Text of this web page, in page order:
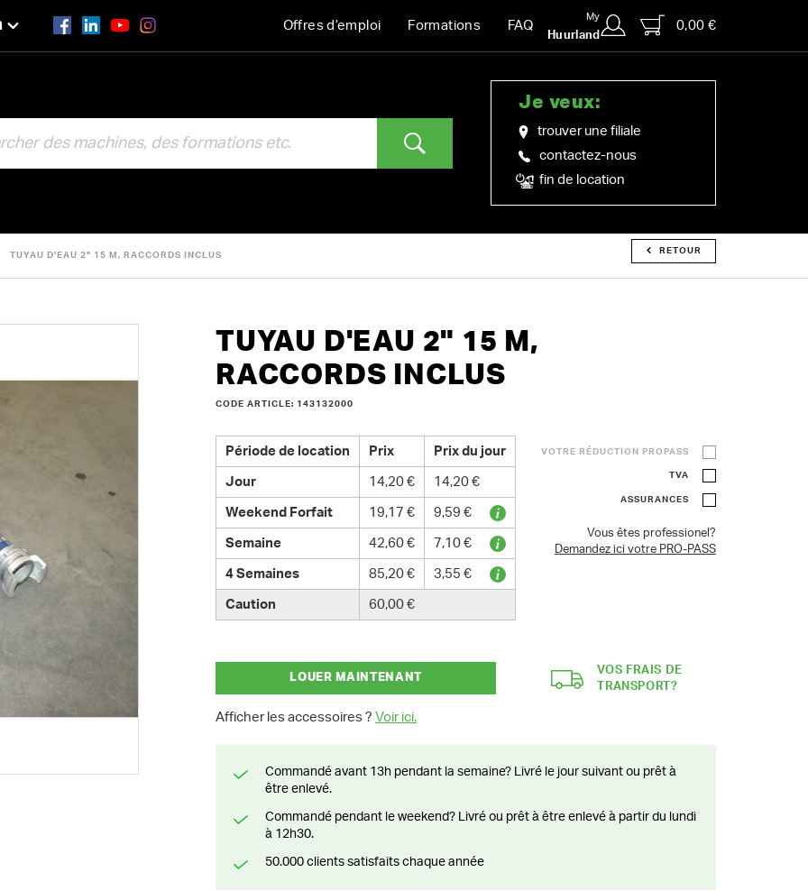
Offres d’emploi Formations FAQ
My
Huurland
0,00 €
Je veux:
trouver une filiale
contactez-nous
fin de location
TUYAU D'EAU 2" 15 M, RACCORDS INCLUS RETOUR
TUYAU D'EAU 2" 15 M,
RACCORDS INCLUS
CODE ARTICLE: 143132000
Période de location Prix Prix du jour
Jour 14,20 € 14,20 €
Weekend Forfait 19,17 € 9,59 €
Semaine 42,60 € 7,10 €
4 Semaines 85,20 € 3,55 €
Caution 60,00 €
VOTRE RÉDUCTION PROPASS
TVA
ASSURANCES
Vous êtes professionel?
Demandez ici votre PRO-PASS
LOUER MAINTENANT
Afficher les accessoires ? Voir ici.
VOS FRAIS DE
TRANSPORT?
Commandé avant 13h pendant la semaine? Livré le jour suivant ou prêt à
être enlevé.
Commandé pendant le weekend? Livré ou prêt à être enlevé à partir du lundi
à 12h30.
50.000 clients satisfaits chaque année